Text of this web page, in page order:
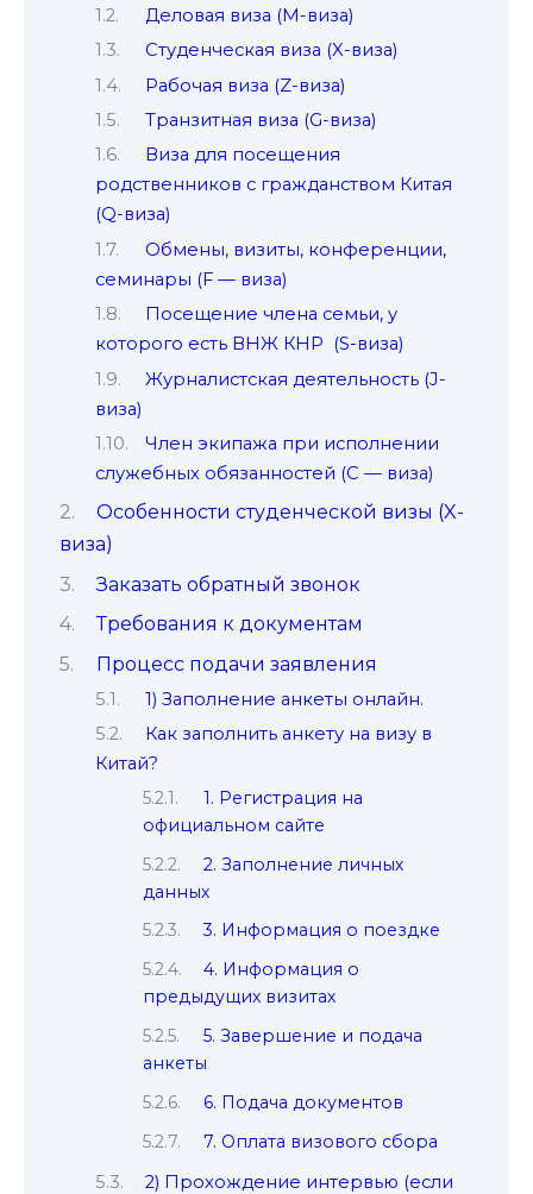
Деловая виза (M-виза)
Студенческая виза (X-виза)
Рабочая виза (Z-виза)
Транзитная виза (G-виза)
Виза для посещения
родственников с гражданством Китая
(Q-виза)
Обмены, визиты, конференции,
семинары (F — виза)
Посещение члена семьи, у
которого есть ВНЖ КНР (S-виза)
Журналистская деятельность (J-
виза)
Член экипажа при исполнении
служебных обязанностей (C — виза)
Особенности студенческой визы (X-
виза)
Заказать обратный звонок
Требования к документам
Процесс подачи заявления
1) Заполнение анкеты онлайн.
Как заполнить анкету на визу в
Китай?
1. Регистрация на
официальном сайте
2. Заполнение личных
данных
3. Информация о поездке
4. Информация о
предыдущих визитах
5. Завершение и подача
анкеты
6. Подача документов
7. Оплата визового сбора
2) Прохождение интервью (если